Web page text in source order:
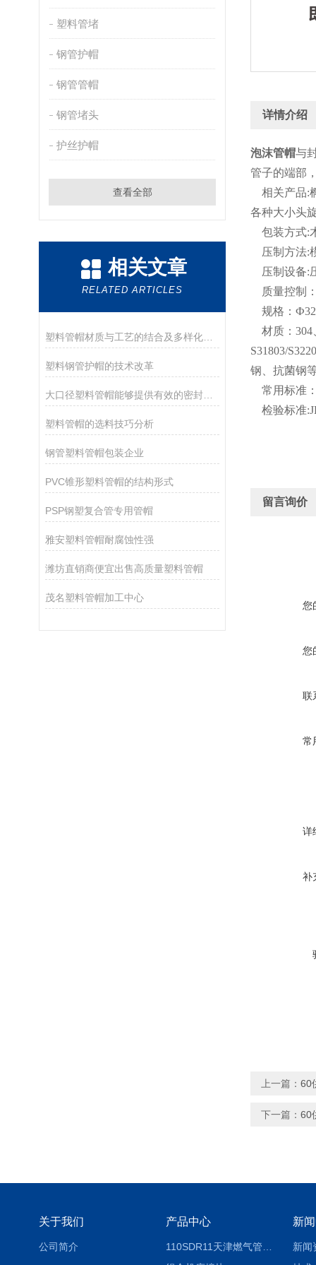
塑料管堵
钢管护帽
钢管管帽
钢管堵头
护丝护帽
查看全部
相关文章
RELATED ARTICLES
塑料管帽材质与工艺的结合及多样化的应用
塑料钢管护帽的技术改革
塑料管帽的选料技巧分析
钢管塑料管帽包装企业
PVC锥形塑料管帽的结构形式
PSP钢塑复合管专用管帽
雅安塑料管帽耐腐蚀性强
潍坊直销商便宜出售高质量塑料管帽
茂名塑料管帽加工中心
详情介绍
泡沫管帽与
管子的端部
相关产品:
各种大小头
包装方式:
压制方法:
压制设备:
质量控制
规格：
材质： 304
S31803/
钢、抗菌钢
常用标准
检验标准
留言询价
您
您
联
常
详
补
上一篇： 60
下一篇： 60
关于我们
公司简介
产品中心 新
新闻